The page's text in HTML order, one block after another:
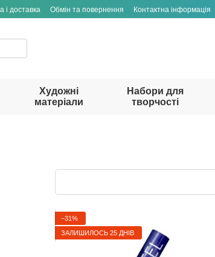
і доставка Обмін та повернення Контактна інформація
Художні
матеріали
Набори для
творчості
−31%
ЗАЛИШИЛОСЬ 25 ДНІВ